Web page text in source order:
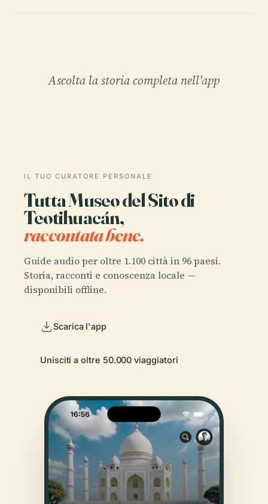
Ascolta la storia completa nell'app
IL TUO CURATORE PERSONALE
Tutta Museo del Sito di
Teotihuacán,
raccontata bene.
Guide audio per oltre 1.100 città in 96 paesi.
Storia, racconti e conoscenza locale —
disponibili offline.
Scarica l'app
Unisciti a oltre 50.000 viaggiatori